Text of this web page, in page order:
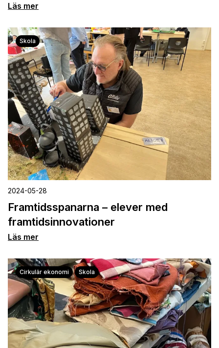
Läs mer
Skola
2024-05-28
Framtidsspanarna – elever med
framtidsinnovationer
Läs mer
Cirkulär ekonomi Skola